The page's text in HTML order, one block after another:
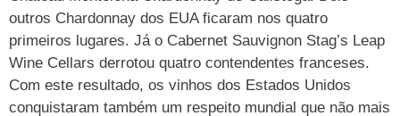
outros Chardonnay dos EUA ficaram nos quatro
primeiros lugares. Já o Cabernet Sauvignon Stag’s Leap
Wine Cellars derrotou quatro contendentes franceses.
Com este resultado, os vinhos dos Estados Unidos
conquistaram também um respeito mundial que não mais